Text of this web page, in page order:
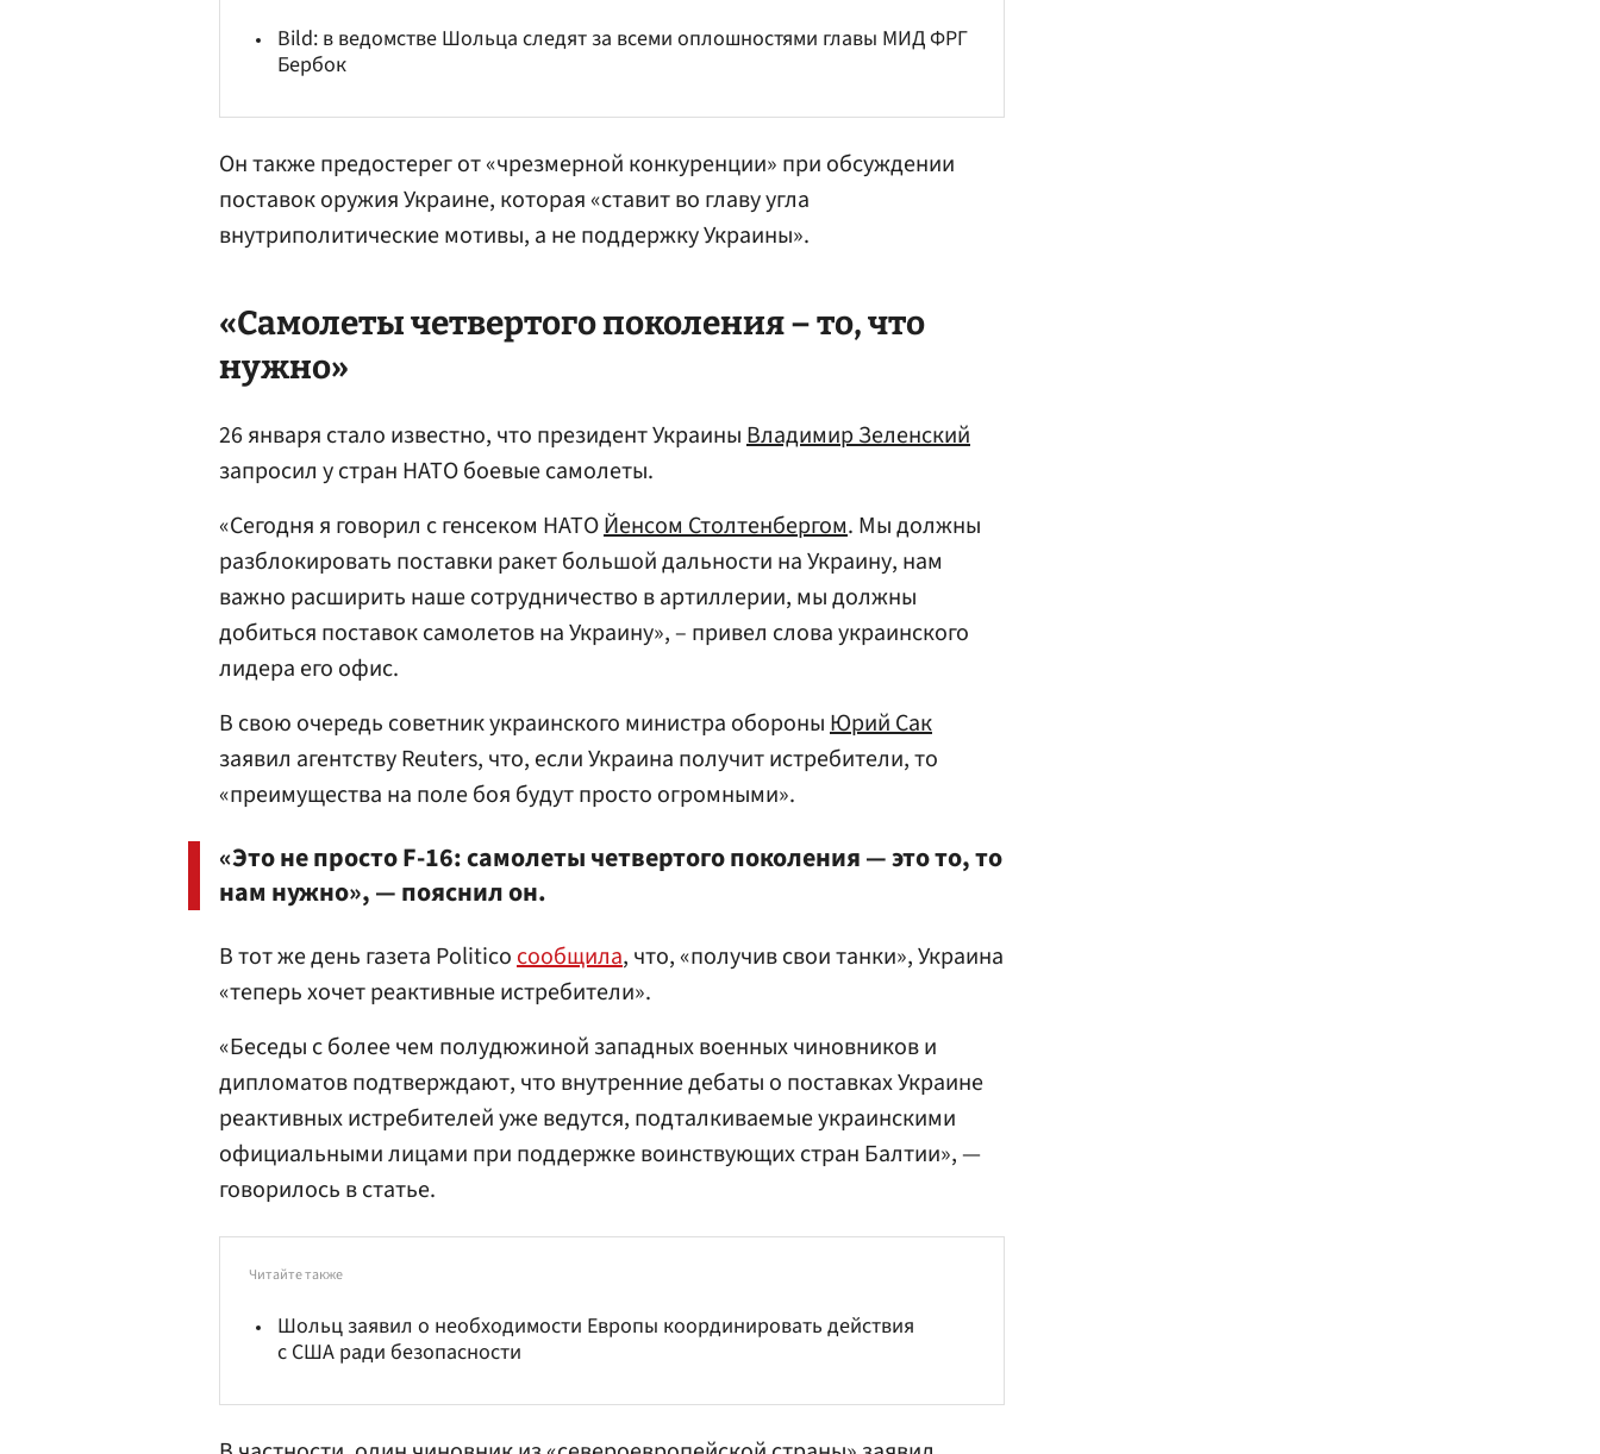
Bild: в ведомстве Шольца следят за всеми оплошностями главы МИД ФРГ
Бербок
Он также предостерег от «чрезмерной конкуренции» при обсуждении
поставок оружия Украине, которая «ставит во главу угла
внутриполитические мотивы, а не поддержку Украины».
«Самолеты четвертого поколения – то, что
нужно»
26 января стало известно, что президент УкраиныВладимир Зеленский
запросил у стран НАТО боевые самолеты.
«Сегодня я говорил с генсеком НАТОЙенсом Столтенбергом. Мы должны
разблокировать поставки ракет большой дальности на Украину, нам
важно расширить наше сотрудничество в артиллерии, мы должны
добиться поставок самолетов на Украину», – привел слова украинского
лидера его офис.
В свою очередь советник украинского министра обороныЮрий Сак
заявил агентству Reuters, что, если Украина получит истребители, то
«преимущества на поле боя будут просто огромными».
«Это не просто F-16: самолеты четвертого поколения — это то, то
нам нужно», — пояснил он.
В тот же день газета Politicoсообщила, что, «получив свои танки», Украина
«теперь хочет реактивные истребители».
«Беседы с более чем полудюжиной западных военных чиновников и
дипломатов подтверждают, что внутренние дебаты о поставках Украине
реактивных истребителей уже ведутся, подталкиваемые украинскими
официальными лицами при поддержке воинствующих стран Балтии», —
говорилось в статье.
Читайте также
Шольц заявил о необходимости Европы координировать действия
с США ради безопасности